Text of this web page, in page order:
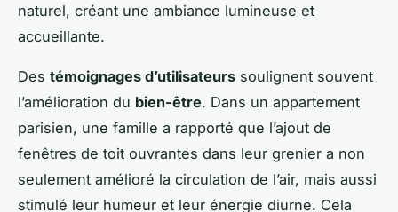
naturel, créant une ambiance lumineuse et
accueillante.
Des témoignages d’utilisateurs soulignent souvent
l’amélioration du bien-être. Dans un appartement
parisien, une famille a rapporté que l’ajout de
fenêtres de toit ouvrantes dans leur grenier a non
seulement amélioré la circulation de l’air, mais aussi
stimulé leur humeur et leur énergie diurne. Cela